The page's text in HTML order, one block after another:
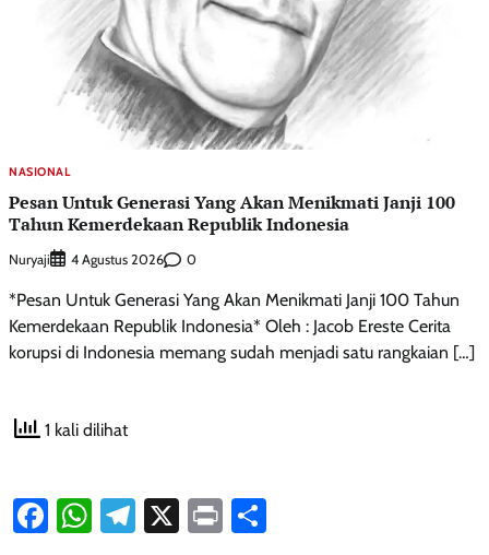
NASIONAL
Pesan Untuk Generasi Yang Akan Menikmati Janji 100
Tahun Kemerdekaan Republik Indonesia
Nuryaji 4 Agustus 2026 0
*Pesan Untuk Generasi Yang Akan Menikmati Janji 100 Tahun
Kemerdekaan Republik Indonesia* Oleh : Jacob Ereste Cerita
korupsi di Indonesia memang sudah menjadi satu rangkaian […]
1 kali dilihat
Facebook
WhatsApp
Telegram
X Print